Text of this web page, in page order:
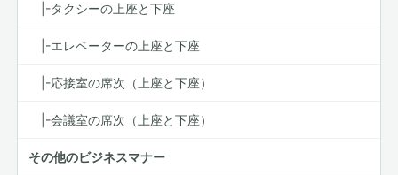
|-タクシーの上座と下座
|-エレベーターの上座と下座
|-応接室の席次（上座と下座）
|-会議室の席次（上座と下座）
その他のビジネスマナー